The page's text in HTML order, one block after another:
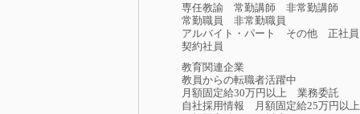
専任教諭 常勤講師
非常勤講師
常勤職員
非常勤職員
アルバイト・パート
その他
正社員
契約社員
教育関連企業
教員からの転職者活躍中
月額固定給30万円以上
業務委託
自社採用情報
月額固定給25万円以上